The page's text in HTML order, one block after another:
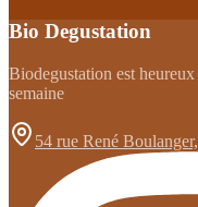
Bio Degustation
Biodegustation est
semaine
54 rue René